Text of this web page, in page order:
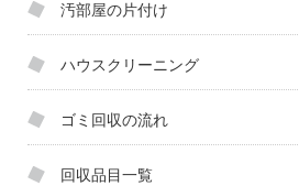
汚部屋の片付け
ハウスクリーニング
ゴミ回収の流れ
回収品目一覧